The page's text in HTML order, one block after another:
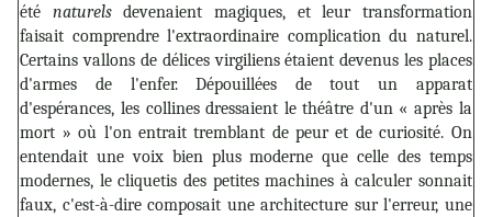
été naturelsdevenaient magiques, et leur transformation
faisait comprendre l'extraordinaire complication du naturel.
Certains vallons de délices virgiliens étaient devenus les places
d'armes de l'enfer. Dépouillées de tout un apparat
d'espérances, les collines dressaient le théâtre d'un « après la
mort » où l'on entrait tremblant de peur et de curiosité. On
entendait une voix bien plus moderne que celle des temps
modernes, le cliquetis des petites machines à calculer sonnait
faux, c'est-à-dire composait une architecture sur l'erreur, une